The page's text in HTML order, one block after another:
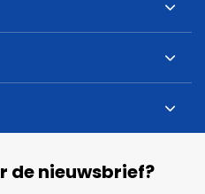
de nieuwsbrief?